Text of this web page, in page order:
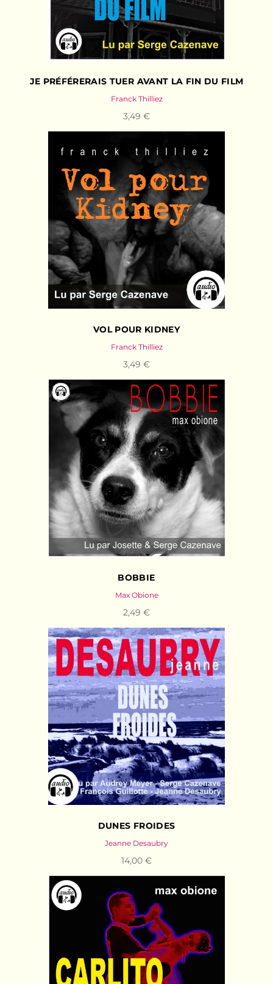
JE PRÉFÉRERAIS TUER AVANT LA FIN DU FILM
Franck Thilliez
3,49 €
VOL POUR KIDNEY
Franck Thilliez
3,49 €
BOBBIE
Max Obione
2,49 €
DUNES FROIDES
Jeanne Desaubry
14,00 €